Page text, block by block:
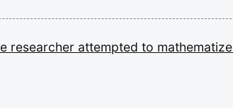
researcher attempted to mathematize